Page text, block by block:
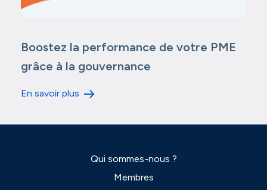
Boostez la performance de votre PME
grâce à la gouvernance
En savoir plus
Qui sommes-nous ?
Membres